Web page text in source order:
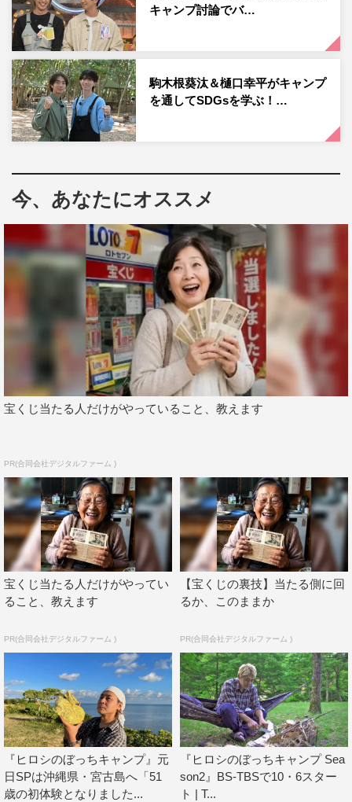
『ヒロシのぼっちキャンプ Season7 俺のオーストラリア2時間スペシ
ャル』©BS-TBS
ヒロシ コメント
『ヒロシのぼっちキャンプ』はキャンプがブームになる前
にスタートした番組ですが、当初から海外は視野に⼊れて
いたので感慨深いですね。Season1で一旦終わって
Season2がスタートしたり、コロナ禍があったりしながら
すが、オーストラリアのキャンプというのはキャンピング
カーばかりだと思っていました。でも意外と1人⽤のテン
トでキャンプしている人も見かけたので、⽇本と変わらな
いスタイルの楽しみ方をしている人もいるんだなと思いま
した。以前ロサンゼルスでキャンプをしたとき、⼩さいテ
ントでキャンプしているのが⾃分だけだったので、それに
近いものがあるのかなと思ってたんです。実際に来てみな
毎回、ご飯を⾷べて焚き火して寝るという同じことの繰り
返しですが、場所や季節が変わると違って見えると思うの
で、その土地の色や文化を見せていきたいです。僕は前⽇
の準備から道中、お店での買い物も含めてキャンプだと思
っているので、キャンプ場以外のところにも注目していた
だきたいです。
次に海外に行くとしたら、東南アジアに行ってみたいで
キャンプ討論でバ…
駒木根葵汰＆樋口幸平がキャンプ
を通してSDGsを学ぶ！…
今、あなたにオススメ
宝くじ当たる人だけがやっていること、教えます
PR(合同会社デジタルファーム )
宝くじ当たる人だけがやってい
ること、教えます
PR(合同会社デジタルファーム )
【宝くじの裏技】当たる側に回
るか、このままか
PR(合同会社デジタルファーム )
『ヒロシのぼっちキャンプ』元
日SPは沖縄県・宮古島へ「51
歳の初体験となりました...
『ヒロシのぼっちキャンプ Sea
son2』BS-TBSで10・6スター
ト | T...